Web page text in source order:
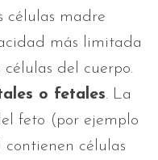
células madre
más limitada
del cuerpo.
o fetales. La
feto (por ejemplo
células